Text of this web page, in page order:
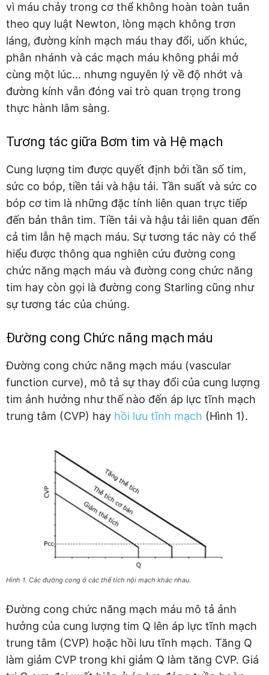
vì máu chảy trong cơ thể không hoàn toàn tuân
theo quy luật Newton, lòng mạch không trơn
láng, đường kính mạch máu thay đổi, uốn khúc,
phân nhánh và các mạch máu không phải mở
cùng một lúc… nhưng nguyên lý về độ nhớt và
đường kính vẫn đóng vai trò quan trọng trong
thực hành lâm sàng.
Tương tác giữa Bơm tim và Hệ mạch
Cung lượng tim được quyết định bởi tần số tim,
sức co bóp, tiền tải và hậu tải. Tần suất và sức co
bóp cơ tim là những đặc tính liên quan trực tiếp
đến bản thân tim. Tiền tải và hậu tải liên quan đến
cả tim lẫn hệ mạch máu. Sự tương tác này có thể
hiểu được thông qua nghiên cứu đường cong
chức năng mạch máu và đường cong chức năng
tim hay còn gọi là đường cong Starling cũng như
sự tương tác của chúng.
Đường cong Chức năng mạch máu
Đường cong chức năng mạch máu (vascular
function curve), mô tả sự thay đổi của cung lượng
tim ảnh hưởng như thế nào đến áp lực tĩnh mạch
trung tâm (CVP) hay hồi lưu tĩnh mạch (Hình 1).
Hình 1. Các đường cong ở các thể tích nội mạch khác nhau.
Đường cong chức năng mạch máu mô tả ảnh
hưởng của cung lượng tim Q lên áp lực tĩnh mạch
trung tâm (CVP) hoặc hồi lưu tĩnh mạch. Tăng Q
làm giảm CVP trong khi giảm Q làm tăng CVP. Giá